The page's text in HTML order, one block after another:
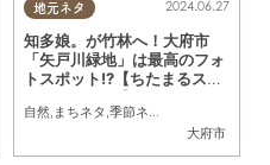
半田市,常滑市
地元ネタ
大府市
2024.06.27
知多娘。が竹林へ！大府市
「矢戸川緑地」は最高のフォ
トスポット!?【ちたまるスタ
自然, まちネタ ,季節ネタ